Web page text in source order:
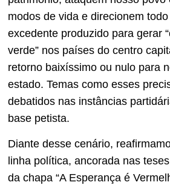
modos de vida e direcionem
excedente produzido para gerar
verde” nos países do centro
retorno baixíssimo ou nulo para
estado. Temas como esses
debatidos nas instâncias
base petista.
Diante desse cenário,
linha política, ancorada nas
da chapa “A Esperança é